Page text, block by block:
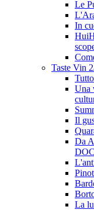
Le
In
Taste Vin
Una
Il
Da
La